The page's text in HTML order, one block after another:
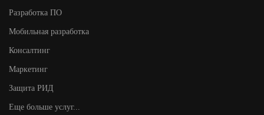
Разработка ПО
Мобильная разработка
Консалтинг
Маркетинг
Защита РИД
Еще больше услуг...